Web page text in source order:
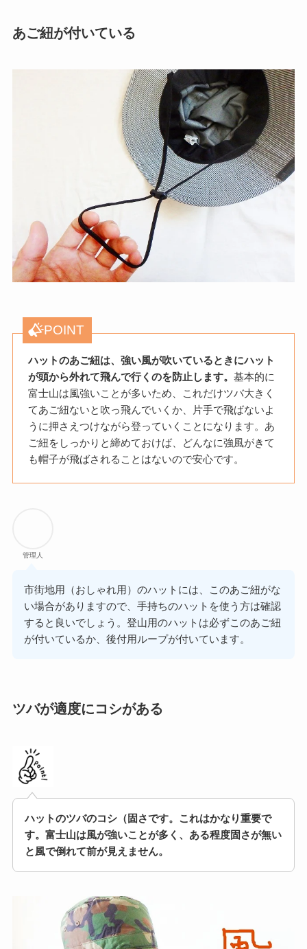
あご紐が付いている
POINT
ハットのあご紐は、強い風が吹いているときにハット
が頭から外れて飛んで行くのを防止します。基本的に
富士山は風強いことが多いため、これだけツバ大きく
てあご紐ないと吹っ飛んでいくか、片手で飛ばないよ
うに押さえつけながら登っていくことになります。あ
ご紐をしっかりと締めておけば、どんなに強風がきて
も帽子が飛ばされることはないので安心です。
管理人
市街地用（おしゃれ用）のハットには、このあご紐がな
い場合がありますので、手持ちのハットを使う方は確認
すると良いでしょう。登山用のハットは必ずこのあご紐
が付いているか、後付用ループが付いています。
ツバが適度にコシがある
ハットのツバのコシ（固さです。これはかなり重要で
す。富士山は風が強いことが多く、ある程度固さが無い
と風で倒れて前が見えません。